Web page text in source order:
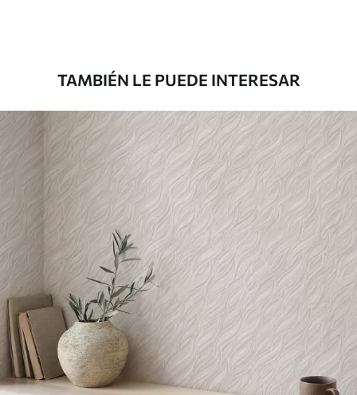
19900.00
Premium
.33 23900 .00 /m²
Vinilo Premium
43816 .00 /m²
TAMBIÉN LE PUEDE INTERESAR